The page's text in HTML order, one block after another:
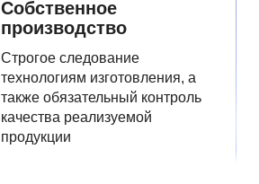
Собственное
производство
Строгое следование
технологиям изготовления, а
также обязательный контроль
качества реализуемой
продукции